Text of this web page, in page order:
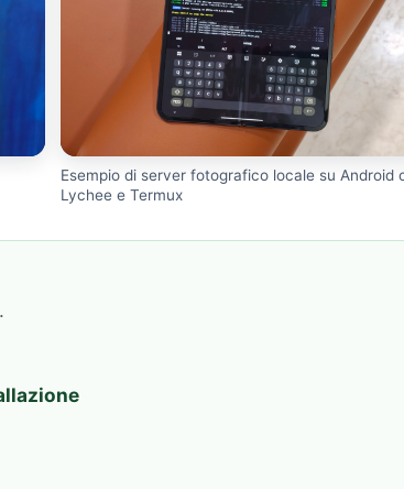
Esempio di server fotografico locale su Android
Lychee e Termux